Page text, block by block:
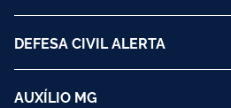
DEFESA CIVIL ALERTA
AUXÍLIO MG